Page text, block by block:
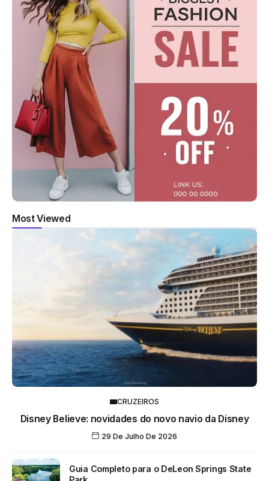
Most Viewed
CRUZEIROS
Disney Believe: novidades do novo navio da Disney
29 De Julho De 2026
Guia Completo para o DeLeon Springs State